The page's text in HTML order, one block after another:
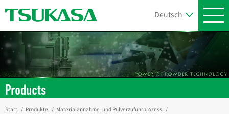
Products
Start Produkte
Materialannahme- und Pulverzufuhrprozess